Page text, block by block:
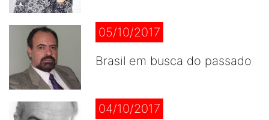
05/10/2017
Brasil em busca do passado
04/10/2017